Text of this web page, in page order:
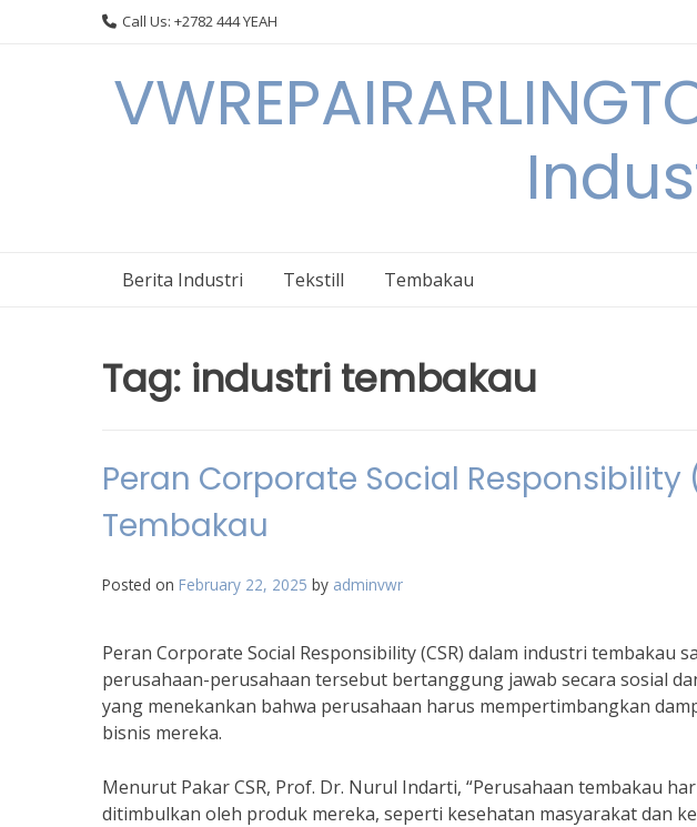
Call Us: +2782 444 YEAH
Berita Industri Tekstill Tembakau
Tag: industri tembakau
Peran Corporate Social
Tembakau
Posted on February 22, 2025 by adminvwr
Peran Corporate Social Responsibility (CSR) dalam industri tembakau
perusahaan-perusahaan tersebut bertanggung jawab secara sosial
yang menekankan bahwa perusahaan harus mempertimbangkan
bisnis mereka.
Menurut Pakar CSR, Prof. Dr. Nurul Indarti, “Perusahaan tembakau
ditimbulkan oleh produk mereka, seperti kesehatan masyarakat dan